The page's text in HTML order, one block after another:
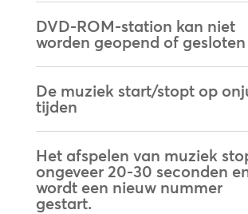
DVD-ROM-station kan niet
worden geopend of gesloten
De muziek start/stopt op
tijden
Het afspelen van muziek
ongeveer 20-30 seconden
wordt een nieuw nummer
gestart.